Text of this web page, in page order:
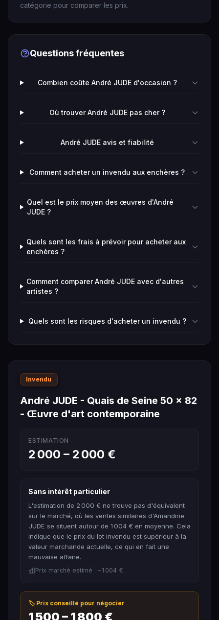
catégorie pour comparer les prix.
Questions fréquentes
Combien coûte André JUDE d'occasion ?
Où trouver André JUDE pas cher ?
André JUDE avis et fiabilité
Comment acheter un invendu aux enchères ?
Quel est le prix moyen des œuvres d'André
JUDE ?
Quels sont les frais à prévoir pour acheter aux
enchères ?
Comment comparer André JUDE avec d'autres
artistes ?
Quels sont les risques d'acheter un invendu ?
Invendu
André JUDE - Quais de Seine 50 x 82
- Œuvre d'art contemporaine
ESTIMATION
2 000 – 2 000 €
Sans intérêt particulier
L'estimation de 2 000 € ne trouve pas d'équivalent
sur le marché, où les ventes similaires d'Amandine
JUDE se situent autour de 1 004 € en moyenne. Cela
indique que le prix du lot invendu est supérieur à la
valeur marchande actuelle, ce qui en fait une
mauvaise affaire.
Prix marché estimé : ~1 004 €
🏷️ Prix conseillé pour négocier
1 500 – 1 800 €